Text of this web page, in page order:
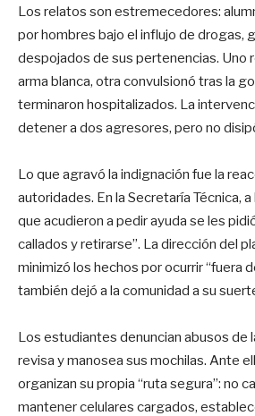
Los relatos son estremecedores:
por hombres bajo el influjo de drogas,
despojados de sus pertenencias. Uno
arma blanca, otra convulsionó tras la
terminaron hospitalizados. La
detener a dos agresores, pero no
Lo que agravó la indignación fue la
autoridades. En la Secretaría Técnica,
que acudieron a pedir ayuda se les
callados y retirarse”. La dirección del
minimizó los hechos por ocurrir “fuera
también dejó a la comunidad a su
Los estudiantes denuncian abusos de
revisa y manosea sus mochilas. Ante
organizan su propia “ruta segura”: no
mantener celulares cargados,